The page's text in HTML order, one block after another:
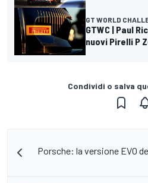
GT WORLD
GTWC | Paul
nuovi Pirelli P
Condividi o salva
Porsche: la versione EVO